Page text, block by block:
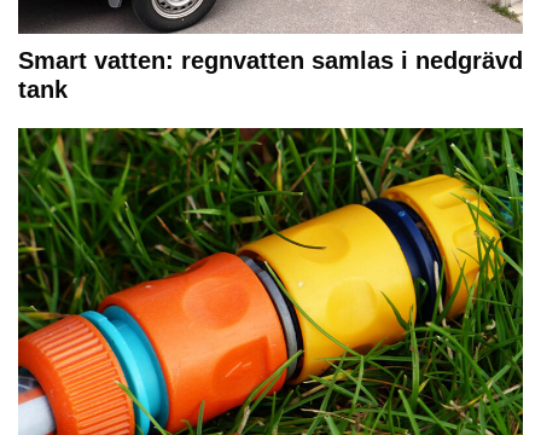
Smart vatten: regnvatten samlas i nedgrävd
tank